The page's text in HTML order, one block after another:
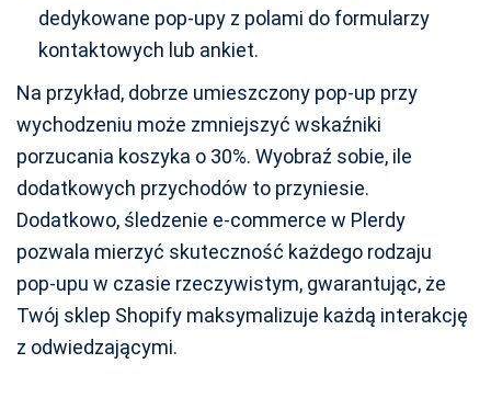
dedykowane pop-upy z polami do formularzy
kontaktowych lub ankiet.
Na przykład, dobrze umieszczony pop-up przy
wychodzeniu może zmniejszyć wskaźniki
porzucania koszyka o 30%. Wyobraź sobie, ile
dodatkowych przychodów to przyniesie.
Dodatkowo, śledzenie e-commerce w Plerdy
pozwala mierzyć skuteczność każdego rodzaju
pop-upu w czasie rzeczywistym, gwarantując, że
Twój sklep Shopify maksymalizuje każdą interakcję
z odwiedzającymi.